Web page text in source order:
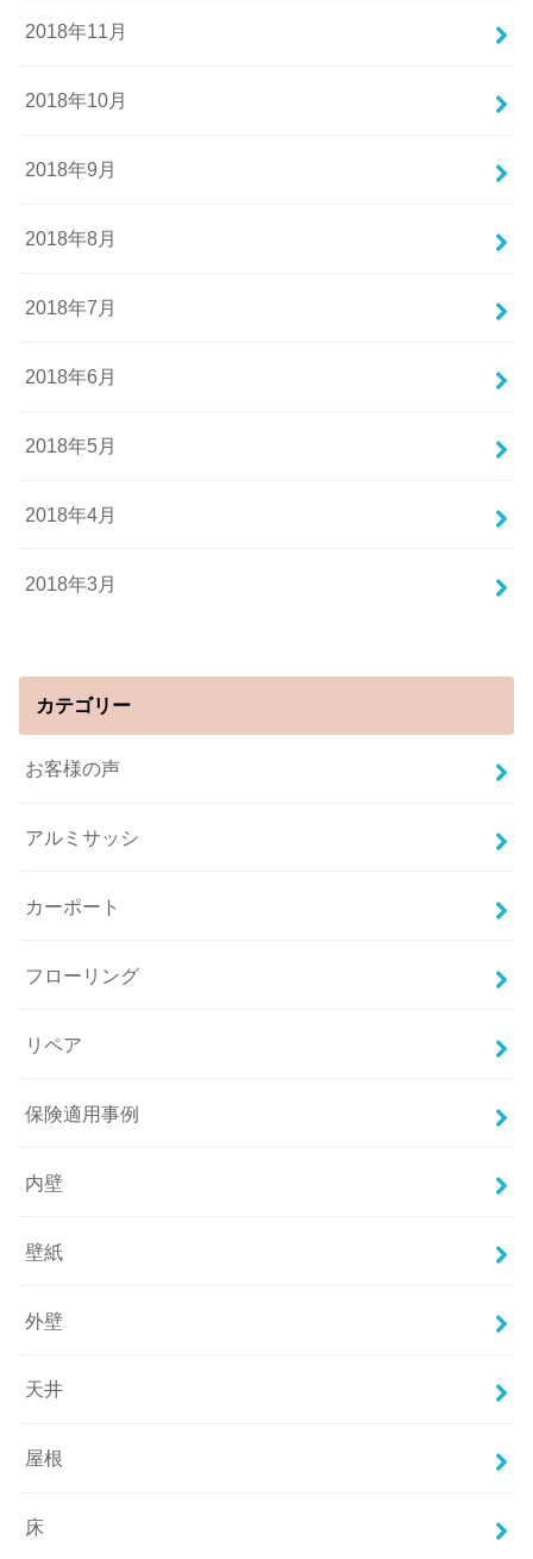
2018年11月
2018年10月
2018年9月
2018年8月
2018年7月
2018年6月
2018年5月
2018年4月
2018年3月
カテゴリー
お客様の声
アルミサッシ
カーポート
フローリング
リペア
保険適用事例
内壁
壁紙
外壁
天井
屋根
床